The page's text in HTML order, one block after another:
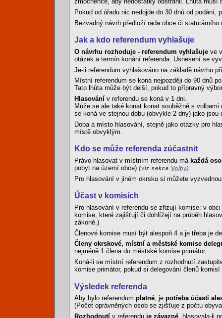
Pokud od úřadu nic nedojde do 30 dnů od podání,
Bezvadný návrh předloží rada obce či
Jak a kdo referendum vyhlašuje
O návrhu rozhoduje - referendum vyhlašuje ve
otázek a termín konání referenda. Usnesení se
Je-li referendum vyhlašováno na základě návrhu
Místní referendum se koná nejpozději do 90 dnů
Tato lhůta může být delší, pokud to přípravný
Hlasování v referendu se koná v 1 dni.
Může se ale také konat konat souběžně s
se koná ve stejnou dobu (obvykle 2 dny) jako jsou
Doba a místo hlasování, stejně jako otázky pro
místě obvyklým.
Kdo se může referenda zúčastnit
Právo hlasovat v místním referendu má každá
pobyt na území obce) (viz sekce Volby)
Pro hlasování v jiném okrsku si můžete
Účast v komisích
Pro hlasování v referendu se zřizují komise: v
komise, které zajišťují či dohlížejí na průběh
zákoně.)
Členové komise musí být alespoň 4 a je třeba je
Členy okrskové, místní a městské komise
nejméně 1 člena do městské komise primátor.
Koná-li se místní referendum z rozhodnutí
komise primátor, pokud si delegování členů
Výsledek referenda
Aby bylo referendum platné, je potřeba účasti
(Počet oprávněných osob se zjišťuje z počtu
Rozhodnutí v referendu je závazné, hlasovala-li